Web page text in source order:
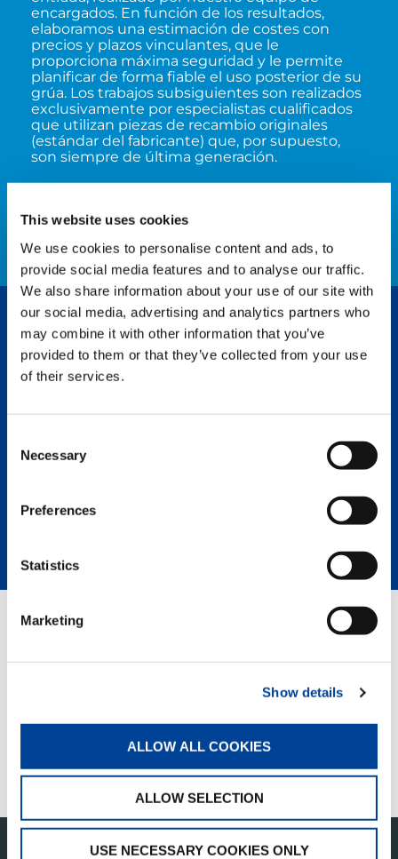
This website uses cookies
We use cookies to personalise content and ads, to
provide social media features and to analyse our traffic.
We also share information about your use of our site with
our social media, advertising and analytics partners who
may combine it with other information that you’ve
provided to them or that they’ve collected from your use
of their services.
Selection
Necessary
Preferences
Statistics
Marketing
Show details
ALLOW ALL COOKIES
ALLOW SELECTION
USE NECESSARY COOKIES ONLY
encargados. En función de los resultados,
elaboramos una estimación de costes con
precios y plazos vinculantes, que le
proporciona máxima seguridad y le permite
planificar de forma fiable el uso posterior de su
grúa. Los trabajos subsiguientes son realizados
exclusivamente por especialistas cualificados
que utilizan piezas de recambio originales
(estándar del fabricante) que, por supuesto,
son siempre de última generación.
SU EQUIPO DE TALLER TADANO
Alemania
Alemán, Inglés
QUICK LINKS
SERVICIOS